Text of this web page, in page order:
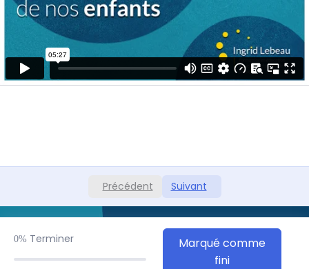
enfants ?
Récapitulatif des attitudes parentales 11:04
Éducation émotionnelle et relationnelle / Autorité (offert)
0/3
Précédent Suivant
0% Terminer
Marqué comme
fini